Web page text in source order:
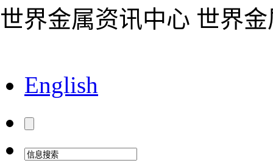
世界金属资讯中心 世界
English